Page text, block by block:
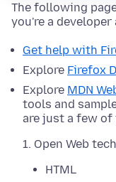
The following
you're a developer
Get help with
Explore Firefox
Explore MDN
tools and
are just a few of
Open Web
HTML